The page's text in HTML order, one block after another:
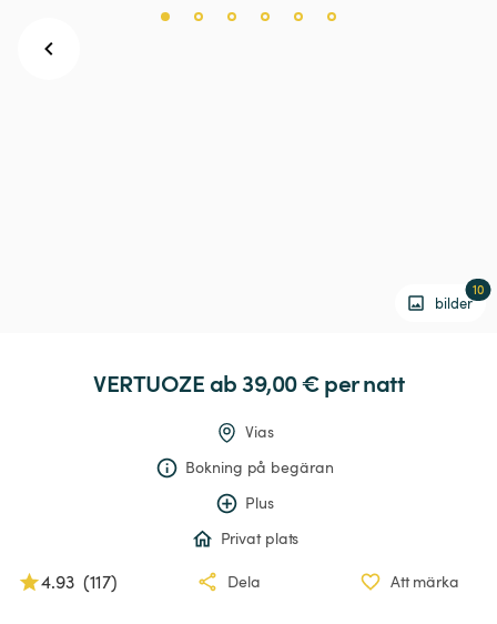
bilder
10
VERTUOZE ab 39,00 € per natt
Vias
Bokning på begäran
Plus
Privat plats
4.93 (117) Dela Att märka